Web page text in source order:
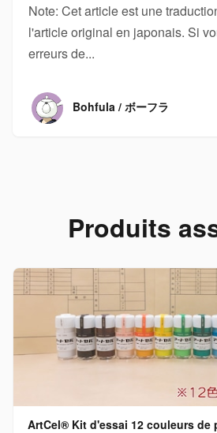
Note: Cet article est une
l'article original en japonais. Si
erreurs de...
Bohfula / ボーフラ
Produits
ArtCel® Kit d'essai 12 couleurs de